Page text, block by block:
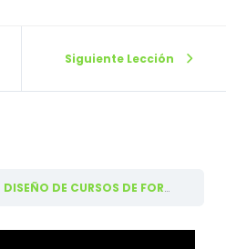
Siguiente Lección
ALINEACIÓN AL EC0301 – DISEÑO DE CURSOS DE FORMACIÓN DEL CAPITAL HUMANO DE MANERA PRESENCIAL GRUPAL .